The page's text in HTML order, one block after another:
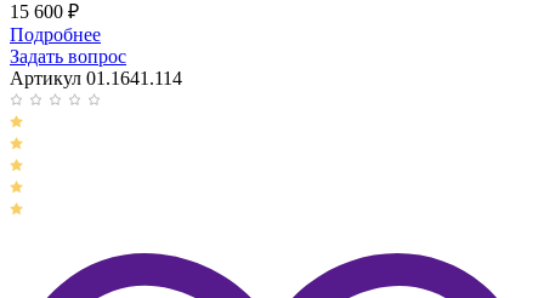
15 600 ₽
Подробнее
Задать вопрос
Артикул 01.1641.114